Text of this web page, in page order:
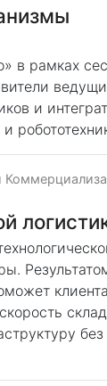
в рамках
и
без